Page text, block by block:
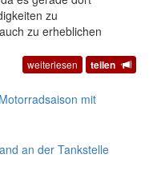
zu
zu erheblichen
weiterlesen teilen
mit
an der Tankstelle